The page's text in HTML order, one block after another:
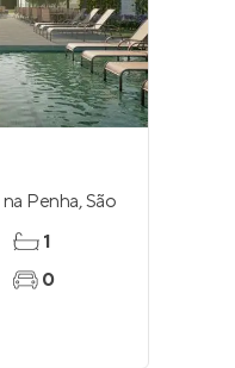
na Penha,São
1
0